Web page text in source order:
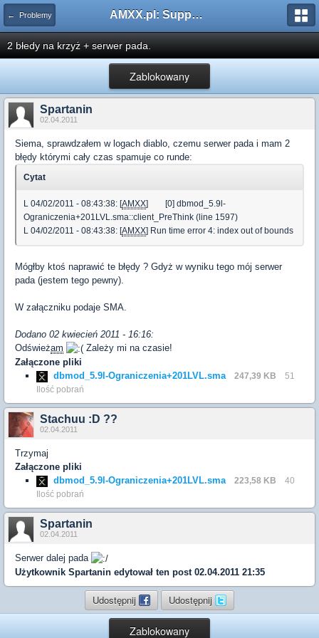
← Problemy AMXX.pl: Support AMX Mod X i SourceMod
2 błedy na krzyż + serwer pada.
Zablokowany
Spartanin
02.04.2011
Siema, sprawdzałem w logach diablo, czemu serwer pada i mam 2
błędy którymi cały czas spamuje co runde:
Cytat
L 04/02/2011 - 08:43:38: [AMXX] [0] dbmod_5.9l-
Ograniczenia+201LVL.sma::client_PreThink (line 1597)
L 04/02/2011 - 08:43:38: [AMXX] Run time error 4: index out of bounds
Mógłby ktoś naprawić te błędy ? Gdyż w wyniku tego mój serwer
pada (jestem tego pewny).
W załączniku podaje SMA.
Dodano 02 kwiecień 2011 - 16:16:
Odświeżam
Zależy mi na czasie!
Załączone pliki
dbmod_5.9l-Ograniczenia+201LVL.sma
247,39 KB
51
Ilość pobrań
Stachuu :D ??
02.04.2011
Trzymaj
Załączone pliki
dbmod_5.9l-Ograniczenia+201LVL.sma
223,58 KB
40
Ilość pobrań
Spartanin
02.04.2011
Serwer dalej pada
Użytkownik Spartanin edytował ten post 02.04.2011 21:35
Udostępnij Udostępnij
Zablokowany